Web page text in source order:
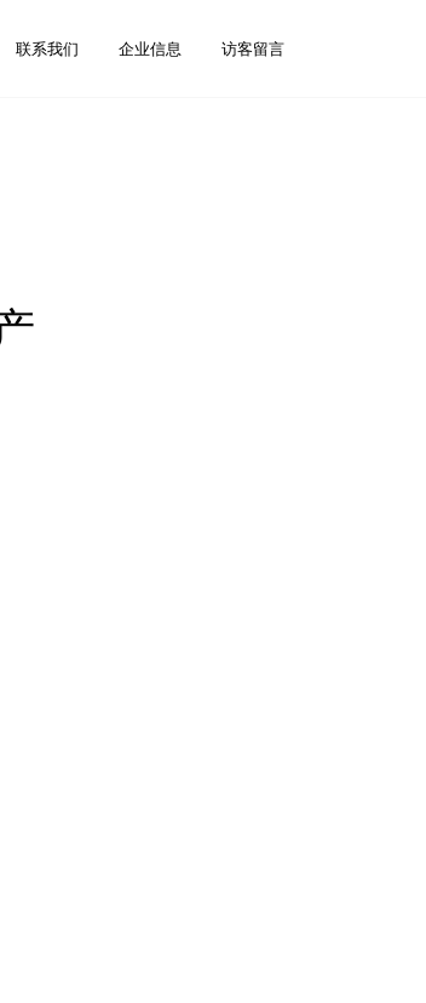
联系我们 企业信息 访客留言